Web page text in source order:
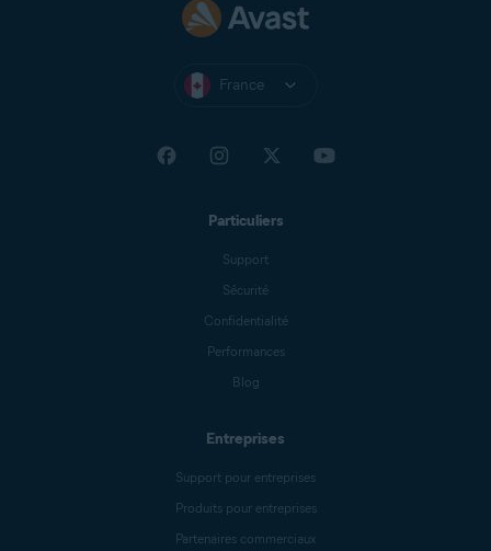
France
Particuliers
Support
Sécurité
Confidentialité
Performances
Blog
Entreprises
Support pour entreprises
Produits pour entreprises
Partenaires commerciaux